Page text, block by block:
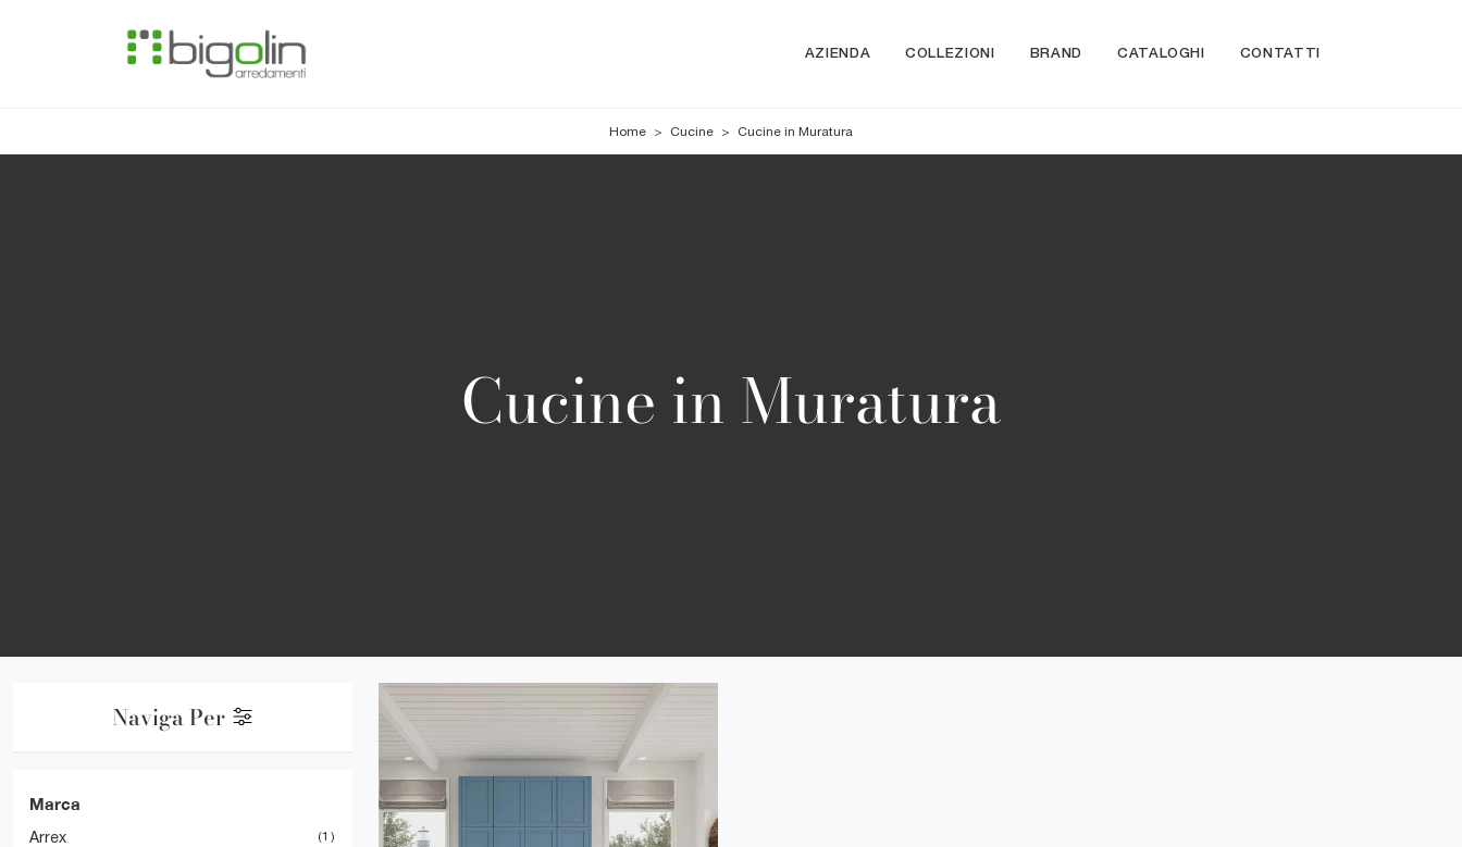
AZIENDA COLLEZIONI BRAND CATALOGHI CONTATTI
Home > Cucine > Cucine in Muratura
Cucine in Muratura
Naviga Per
Marca
Arrex 1